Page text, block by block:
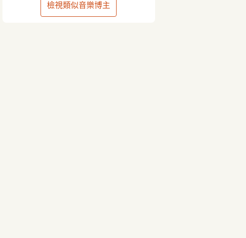
檢視類似音樂博主